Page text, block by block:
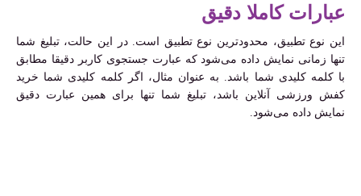
عبارات کاملا دقیق
این نوع تطبیق، محدودترین نوع تطبیق است. در این حالت، تبلیغ شما
تنها زمانی نمایش داده می‌شود که عبارت جستجوی کاربر دقیقا مطابق
با کلمه کلیدی شما باشد. به عنوان مثال، اگر کلمه کلیدی شما خرید
کفش ورزشی آنلاین باشد، تبلیغ شما تنها برای همین عبارت دقیق
نمایش داده می‌شود.